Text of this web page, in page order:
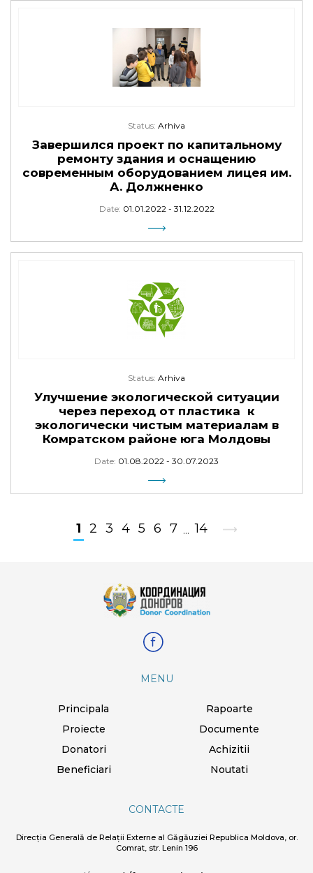
Status: Arhiva
Завершился проект по капитальному
ремонту здания и оснащению
современным оборудованием лицея им.
А. Должненко
Date: 01.01.2022 - 31.12.2022
Status: Arhiva
Улучшение экологической ситуации
через переход от пластика к
экологически чистым материалам в
Комратском районе юга Молдовы
Date: 01.08.2022 - 30.07.2023
1 2 3 4 5 6 7 ... 14
MENU
Principala
Rapoarte
Proiecte
Documente
Donatori
Achizitii
Beneficiari
Noutati
CONTACTE
Direcția Generală de Relații Externe al Găgăuziei Republica Moldova, or.
Comrat, str. Lenin 196